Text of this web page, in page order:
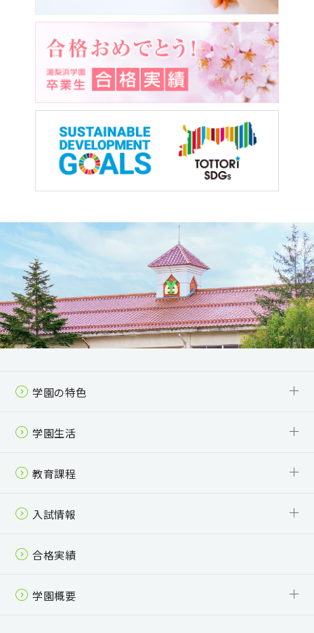
学園の特色
6年一貫教育
少人数制＋個別指導
「自主自律」を体現する活動
受験対策・進路指導
SSH
学園生活
校舎・制服
年間行事
クラブ活動
スクールバス
夏梨祭（学園祭）
教育課程
中学校 カリキュラム
高等学校（全日制） カリキュラム
高等学校（通信制） カリキュラム
入試情報
中学校 募集要項
高等学校（全日制） 募集要項
高等学校（通信制） 募集要項
入学案内パンフレット
合格実績
学園概要